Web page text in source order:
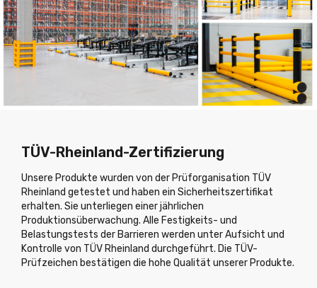
TÜV-Rheinland-Zertifizierung
Unsere Produkte wurden von der Prüforganisation TÜV
Rheinland getestet und haben ein Sicherheitszertifikat
erhalten. Sie unterliegen einer jährlichen
Produktionsüberwachung. Alle Festigkeits- und
Belastungstests der Barrieren werden unter Aufsicht und
Kontrolle von TÜV Rheinland durchgeführt. Die TÜV-
Prüfzeichen bestätigen die hohe Qualität unserer Produkte.